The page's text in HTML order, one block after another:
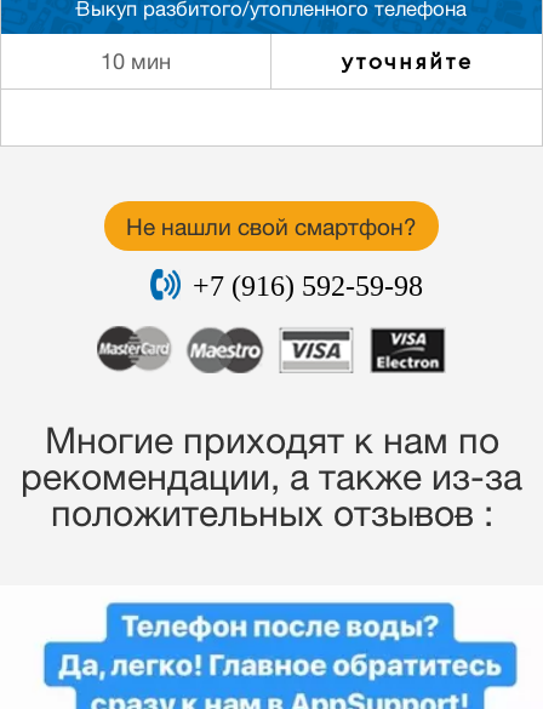
Выкуп разбитого/утопленного телефона
10 мин уточняйте
Не нашли свой смартфон?
+7 (916) 592-59-98
Многие приходят к нам по
рекомендации, a также из-за
положительных отзывов :